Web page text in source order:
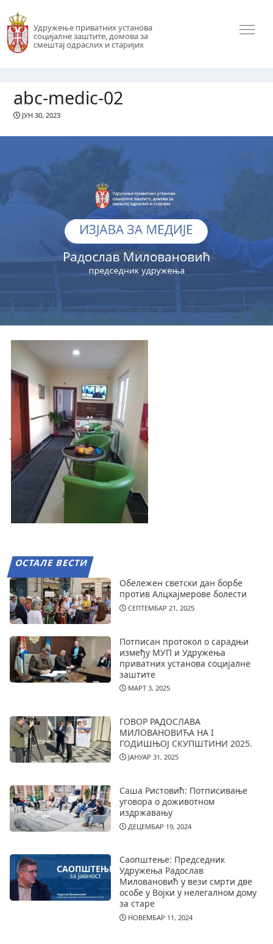
Удружење приватних установа
социјалне заштите, домова за
смештај одраслих и старијих
abc-medic-02
ЈУН 30, 2023
ОСТАЛЕ ВЕСТИ
Обележен светски дан борбе
против Алцхајмерове болести
СЕПТЕМБАР 21, 2025
Потписан протокол о сарадњи
између МУП и Удружења
приватних установа социјалне
заштите
МАРТ 3, 2025
ГОВОР РАДОСЛАВА
МИЛОВАНОВИЋА НА I
ГОДИШЊОЈ СКУПШТИНИ 2025.
ЈАНУАР 31, 2025
Саша Ристовић: Потписивање
уговора о доживотном
издржавању
ДЕЦЕМБАР 19, 2024
Саопштење: Председник
Удружења Радослав
Миловановић у вези смрти две
особе у Војки у нелегалном дому
за старе
НОВЕМБАР 11, 2024